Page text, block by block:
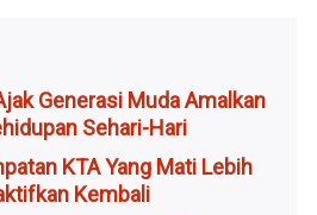
Generasi Muda Amalkan
Sehari-Hari
KTA Yang Mati Lebih
Kembali